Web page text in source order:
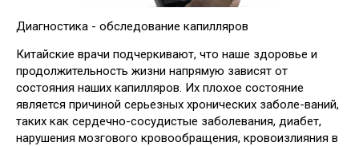
Диагностика - обследование капилляров
Китайские врачи подчеркивают, что наше здоровье и
продолжительность жизни напрямую зависят от
состояния наших капилляров. Их плохое состояние
является причиной серьезных хронических заболе-ваний,
таких как сердечно-сосудистые заболевания, диабет,
нарушения мозгового кровообращения, кровоизлияния в